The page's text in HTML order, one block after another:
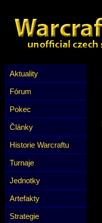
Aktuality
Fórum
Pokec
Články
Historie Warcraftu
Turnaje
Jednotky
Artefakty
Strategie